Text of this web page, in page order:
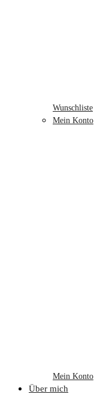
Wunschliste
Mein Konto
Mein Konto
Über mich